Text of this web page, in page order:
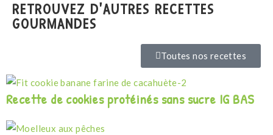
RETROUVEZ D'AUTRES RECETTES
GOURMANDES
Toutes nos recettes
Recette de cookies protéinés sans sucre IG BAS